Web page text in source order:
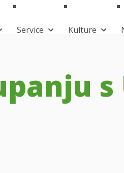
Service Kulture
s